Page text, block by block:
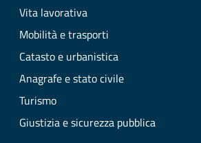
Vita lavorativa
Mobilità e trasporti
Catasto e urbanistica
Anagrafe e stato civile
Turismo
Giustizia e sicurezza pubblica